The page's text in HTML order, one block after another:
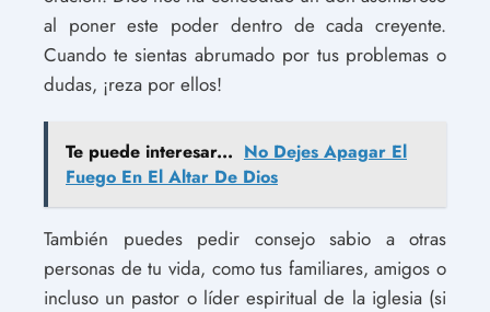
al poner este poder dentro de cada creyente.
Cuando te sientas abrumado por tus problemas o
dudas, ¡reza por ellos!
Te puede interesar... No Dejes Apagar El
Fuego En El Altar De Dios
También puedes pedir consejo sabio a otras
personas de tu vida, como tus familiares, amigos o
incluso un pastor o líder espiritual de la iglesia (si